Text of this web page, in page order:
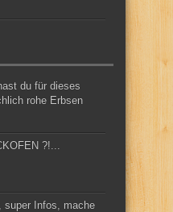
du für dieses
rohe Erbsen
?!...
super Infos, mache